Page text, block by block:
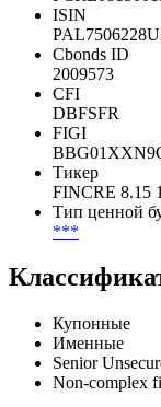
Рег. номер
ISIN
PAL7506228U2
Cbonds ID
2009573
CFI
DBFSFR
FIGI
FINCRE 8.15
Тип ценной